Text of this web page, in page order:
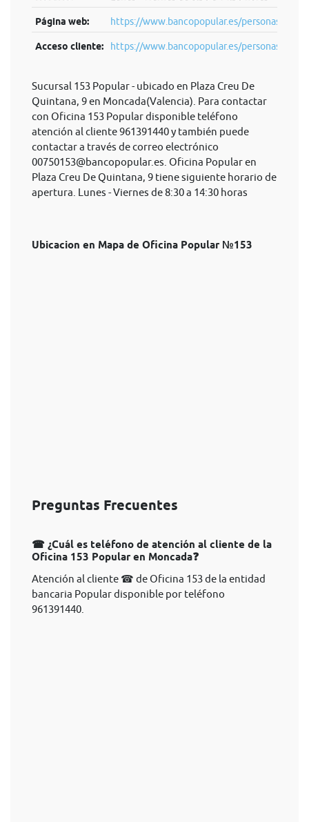
Página web: https://www.bancopopular.es/personas
Acceso cliente: https://www.bancopopular.es/personas
Sucursal 153 Popular - ubicado en Plaza Creu De
Quintana, 9 en Moncada(Valencia). Para contactar
con Oficina 153 Popular disponible teléfono
atención al cliente 961391440 y también puede
contactar a través de correo electrónico
00750153@bancopopular.es . Oficina Popular en
Plaza Creu De Quintana, 9 tiene siguiente horario de
apertura. Lunes - Viernes de 8:30 a 14:30 horas
Ubicacion en Mapa de Oficina Popular №153
Preguntas Frecuentes
☎ ¿Cuál es teléfono de atención al cliente de la
Oficina 153 Popular en Moncada❓
Atención al cliente ☎ de Oficina 153 de la entidad
bancaria Popular disponible por teléfono
961391440.